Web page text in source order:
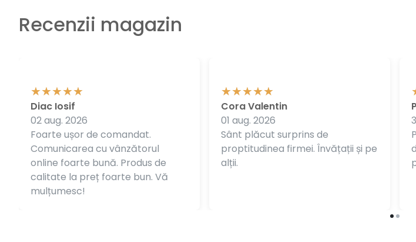
Recenzii magazin
Foarte ușor de comandat.
Comunicarea cu vânzătorul
online foarte bună. Produs de
calitate la preț foarte bun. Vă
mulțumesc!
Diac Iosif
02 aug. 2026
Sânt plăcut surprins de
proptitudinea firmei. Învățații și pe
alții.
Cora Valentin
01 aug. 2026